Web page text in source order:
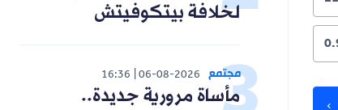
لخلافة بيتكوفيتش
مجتمع 06-08-2026
16:36
مأساة مرورية جديدة..